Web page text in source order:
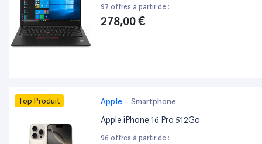
97 offres à partir de :
278,00 €
Top Produit Apple - Smartphone
Apple iPhone 16 Pro 512Go
96 offres à partir de :